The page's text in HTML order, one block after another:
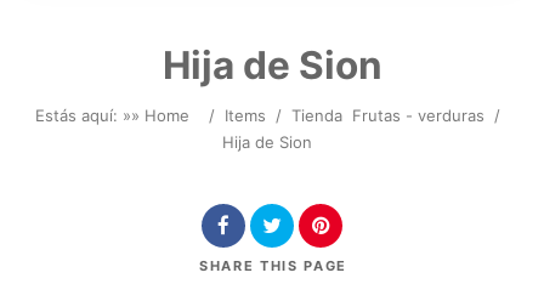
Hija de Sion
Estás aquí: »» Home / Items / Tienda Frutas - verduras
/
Hija de Sion
SHARE THIS PAGE